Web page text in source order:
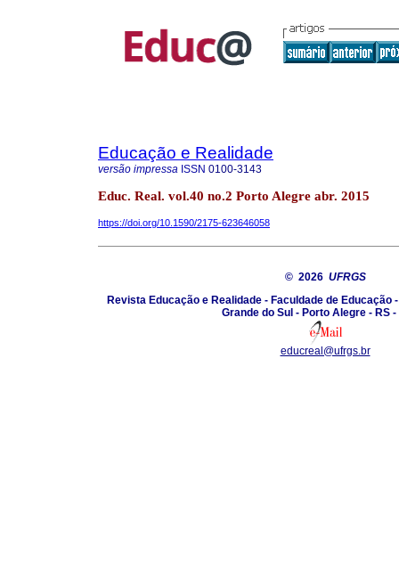
Educação e Realidade
versão impressa ISSN 0100-3143
Educ. Real. vol.40 no.2 Porto Alegre abr. 2015
https://doi.org/10.1590/2175-623646058
© 2026 UFRGS
Revista Educação e Realidade - Faculdade de Educação
Grande do Sul - Porto Alegre - RS
educreal@ufrgs.br